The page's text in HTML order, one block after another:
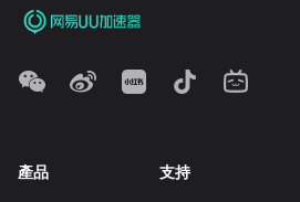
產品 支持